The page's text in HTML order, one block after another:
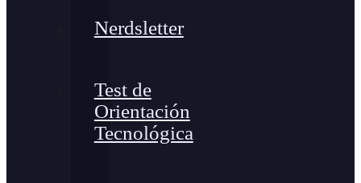
Nerdsletter
Test de
Orientación
Tecnológica